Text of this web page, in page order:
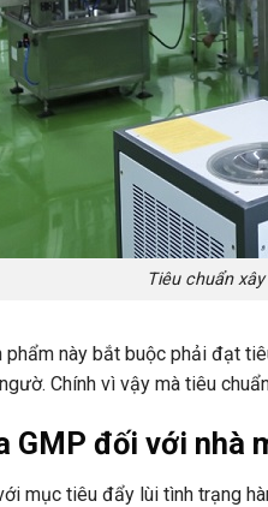
Tiêu chuẩn
phẩm này bắt buộc phải đạt
Chính vì vậy mà tiêu
GMP đối với nhà
mục tiêu đẩy lùi tình trạng